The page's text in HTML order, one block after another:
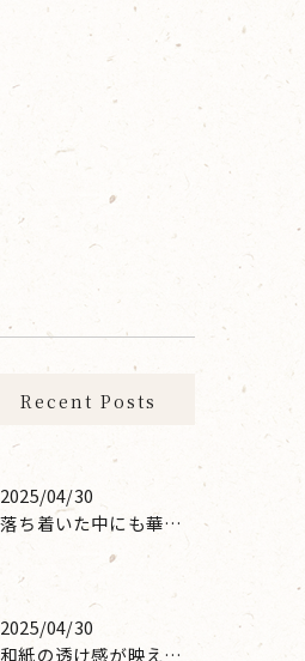
Recent Posts
2025/04/30
【落ち着いた中にも華やかな雰囲気を】大分市で畳の表替えなら 張替本舗 金沢屋 坂ノ市店へ
2025/04/30
【和紙の透け感が映えるとても素敵な空間に】大分市で障子の張り替えなら 張替本舗 金沢屋 坂ノ市店へ